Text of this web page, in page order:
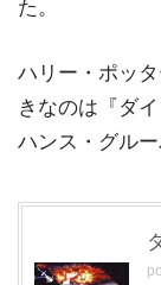
た。
ハリー・ポッ
きなのは『ダ
ハンス・グルー